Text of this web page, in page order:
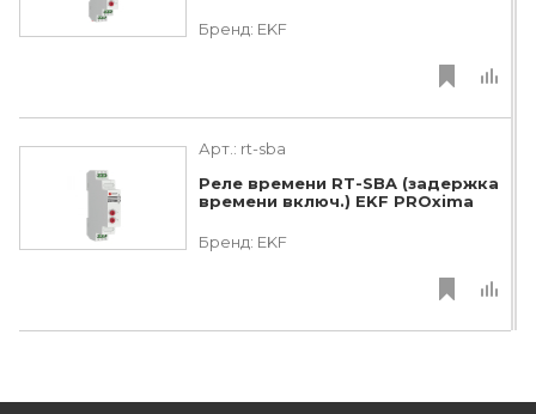
Бренд: EKF
Арт.: rt-sba
Реле времени RT-SBA (задержка
времени включ.) EKF PROxima
Бренд: EKF